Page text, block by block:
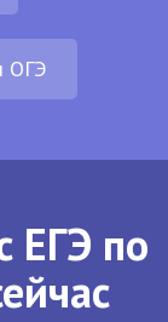
ОГЭ
ЕГЭ по